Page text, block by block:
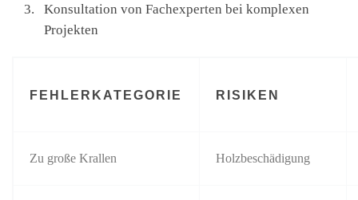
Konsultation von Fachexperten bei komplexen
Projekten
FEHLERKATEGORIE RISIKEN
Zu große Krallen Holzbeschädigung